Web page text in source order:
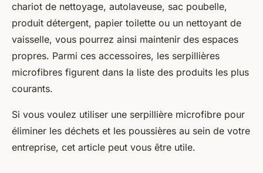
chariot de nettoyage, autolaveuse, sac poubelle,
produit détergent, papier toilette ou un nettoyant de
vaisselle, vous pourrez ainsi maintenir des espaces
propres. Parmi ces accessoires, les serpillières
microfibres figurent dans la liste des produits les plus
courants.
Si vous voulez utiliser une serpillière microfibre pour
éliminer les déchets et les poussières au sein de votre
entreprise, cet article peut vous être utile.